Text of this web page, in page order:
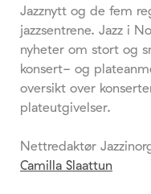
Jazznytt og de fem
jazzsentrene. Jazz i
nyheter om stort og
konsert- og
oversikt over
plateutgivelser.
Nettredaktør
Camilla Slaattun